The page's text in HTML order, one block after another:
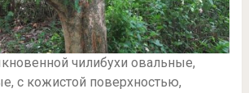
чилибухи овальные,
с кожистой поверхностью,